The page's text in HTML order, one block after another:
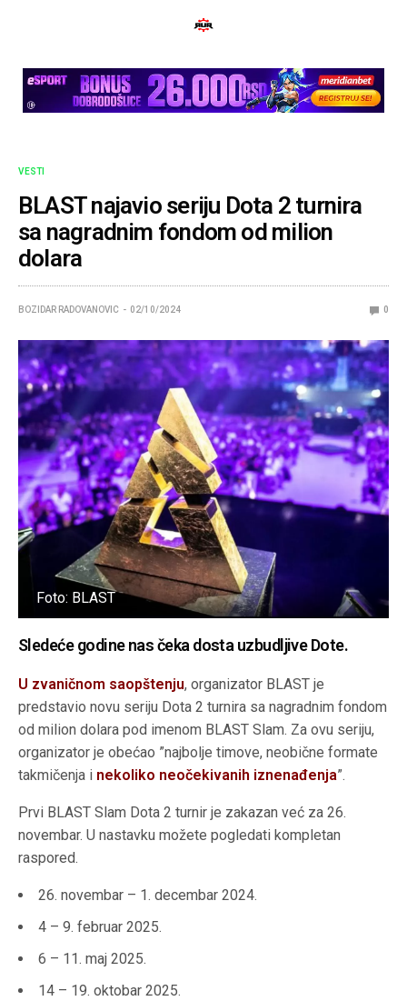
VESTI
BLAST najavio seriju Dota 2 turnira
sa nagradnim fondom od milion
dolara
BOZIDAR RADOVANOVIC 02/10/2024 0
Foto: BLAST
Sledeće godine nas čeka dosta uzbudljive Dote.
U zvaničnom saopštenju, organizator BLAST je
predstavio novu seriju Dota 2 turnira sa nagradnim fondom
od milion dolara pod imenom BLAST Slam. Za ovu seriju,
organizator je obećao ”najbolje timove, neobične formate
takmičenja i nekoliko neočekivanih iznenađenja”.
Prvi BLAST Slam Dota 2 turnir je zakazan već za 26.
novembar. U nastavku možete pogledati kompletan
raspored.
26. novembar – 1. decembar 2024.
4 – 9. februar 2025.
6 – 11. maj 2025.
14 – 19. oktobar 2025.